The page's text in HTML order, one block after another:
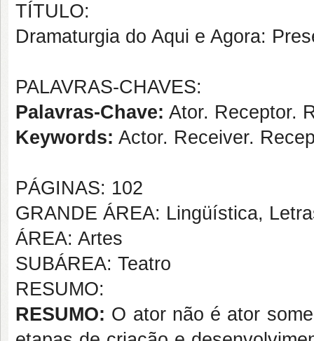
TÍTULO:
Dramaturgia do Aqui e Agora:
PALAVRAS-CHAVES:
Palavras-Chave: Ator. Receptor.
Keywords: Actor. Receiver.
PÁGINAS: 102
GRANDE ÁREA: Lingüística,
ÁREA: Artes
SUBÁREA: Teatro
RESUMO:
RESUMO: O ator não é ator